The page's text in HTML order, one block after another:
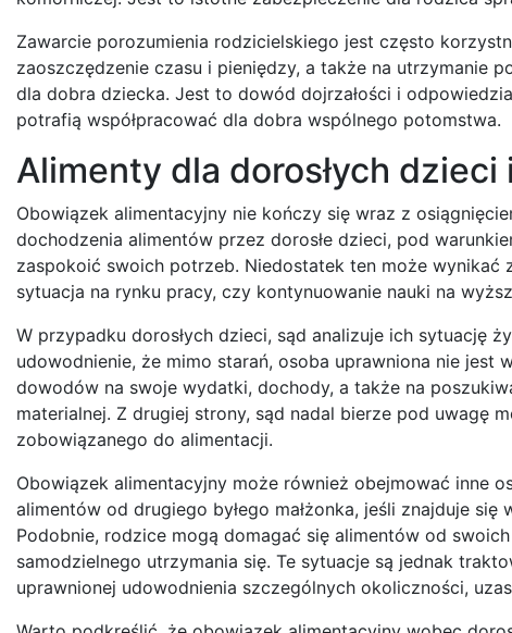
Zawarcie porozumienia rodzicielskiego jest często
zaoszczędzenie czasu i pieniędzy, a także na utrzymanie
dla dobra dziecka. Jest to dowód dojrzałości i
potrafią współpracować dla dobra wspólnego potomstwa.
Alimenty dla dorosłych
Obowiązek alimentacyjny nie kończy się wraz z
dochodzenia alimentów przez dorosłe dzieci, pod
zaspokoić swoich potrzeb. Niedostatek ten może wynikać
sytuacja na rynku pracy, czy kontynuowanie nauki na
W przypadku dorosłych dzieci, sąd analizuje ich sytuację
udowodnienie, że mimo starań, osoba uprawniona nie jest
dowodów na swoje wydatki, dochody, a także na
materialnej. Z drugiej strony, sąd nadal bierze pod uwagę
zobowiązanego do alimentacji.
Obowiązek alimentacyjny może również obejmować inne
alimentów od drugiego byłego małżonka, jeśli znajduje
Podobnie, rodzice mogą domagać się alimentów od
samodzielnego utrzymania się. Te sytuacje są jednak
uprawnionej udowodnienia szczególnych okoliczności,